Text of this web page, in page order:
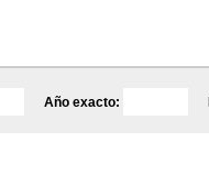
Año exacto: